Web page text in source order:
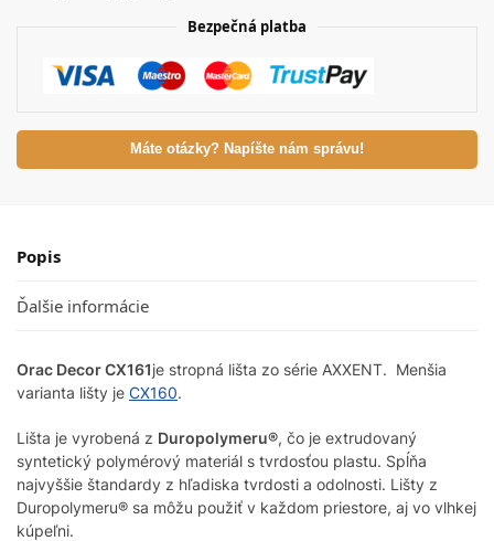
Bezpečná platba
Máte otázky? Napíšte nám správu!
Popis
Ďalšie informácie
Orac Decor CX161je stropná lišta zo série AXXENT. Menšia
varianta lišty je CX160.
Lišta je vyrobená z Duropolymeru®, čo je extrudovaný
syntetický polymérový materiál s tvrdosťou plastu. Spĺňa
najvyššie štandardy z hľadiska tvrdosti a odolnosti. Lišty z
Duropolymeru® sa môžu použiť v každom priestore, aj vo vlhkej
kúpeľni.